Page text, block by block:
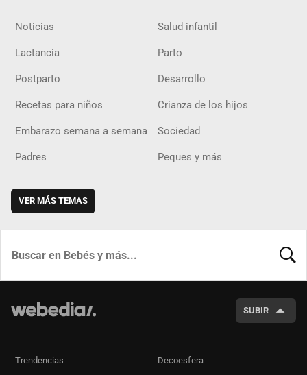
Noticias Salud infantil
Lactancia Parto
Postparto Desarrollo
Recetas para niños Crianza de los hijos
Embarazo semana a semana Sociedad
Padres Peques y más
VER MÁS TEMAS
SUBIR
Trendencias Decoesfera